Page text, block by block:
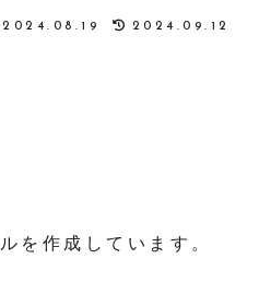
2024.08.19 2024.09.12
作成しています。